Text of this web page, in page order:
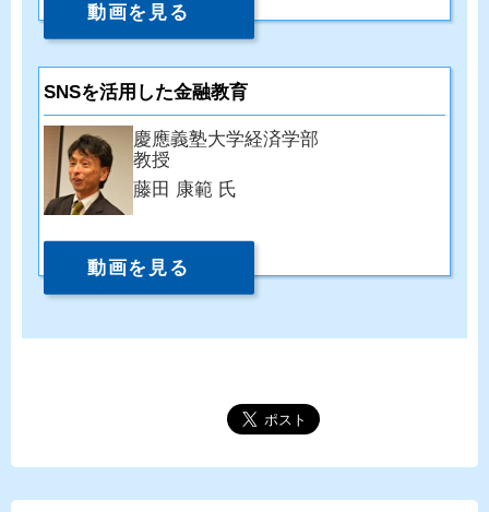
動画を見る
SNSを活用した金融教育
慶應義塾大学経済学部
教授
藤田 康範 氏
動画を見る